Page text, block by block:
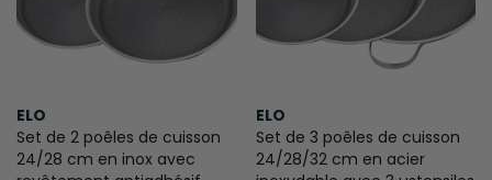
ELO
Set de 2 poêles de cuisson
24/28 cm en inox avec
ELO
Set de 3 poêles de cuisson
24/28/32 cm en acier